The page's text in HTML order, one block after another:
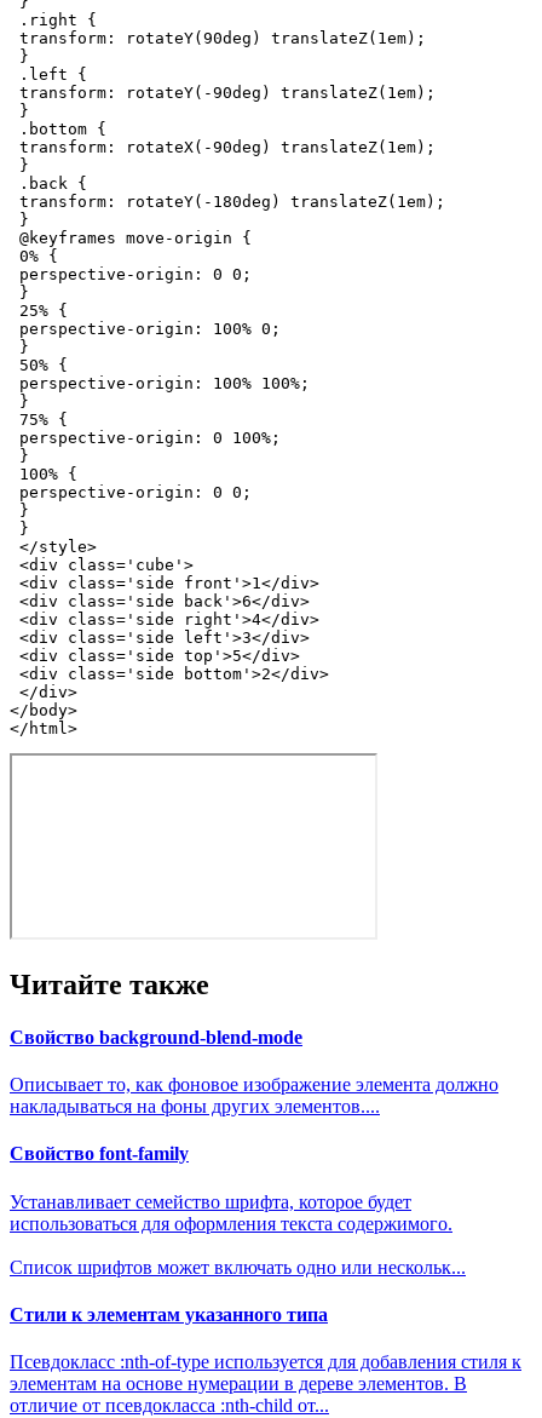
.right {
transform : rotateY(90deg ) translateZ( 1em);
}
.left {
transform : rotateY(-90deg ) translateZ( 1em);
}
.bottom {
transform : rotateX(-90deg ) translateZ( 1em);
}
.back {
transform : rotateY(- 180deg ) translateZ( 1em);
}
@keyframes move-origin {
0% {
perspective-origin : 0 0 ;
}
25% {
perspective-origin : 100% 0 ;
}
50% {
perspective-origin : 100% 100% ;
}
75% {
perspective-origin : 0 100% ;
}
100% {
perspective-origin : 0 0 ;
}
}
</style>
<div class= 'cube' >
<div class= 'side front' >1 </div>
<div class= 'side back' >6</div>
<div class= 'side right' >4</div>
<div class= 'side left' >3</div>
<div class= 'side top' >5</div>
<div class= 'side bottom' >2</div>
</div>
</ body>
</ html >
Читайте также
Свойство background-blend-mode
Описывает то, как фоновое изображение элемента должно
накладываться на фоны других элементов....
Свойство font-family
Устанавливает семейство шрифта, которое будет
использоваться для оформления текста содержимого.
Список шрифтов может включать одно или нескольк...
Стили к элементам указанного типа
Псевдокласс :nth-of-type используется для добавления стиля к
элементам на основе нумерации в дереве элементов. В
отличие от псевдокласса :nth-child от...